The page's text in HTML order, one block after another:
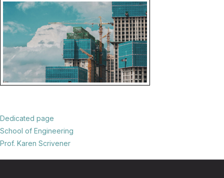
Dedicated page
School of Engineering
Prof. Karen Scrivener